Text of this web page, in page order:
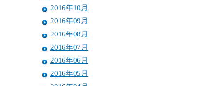
2016年10月
2016年09月
2016年08月
2016年07月
2016年06月
2016年05月